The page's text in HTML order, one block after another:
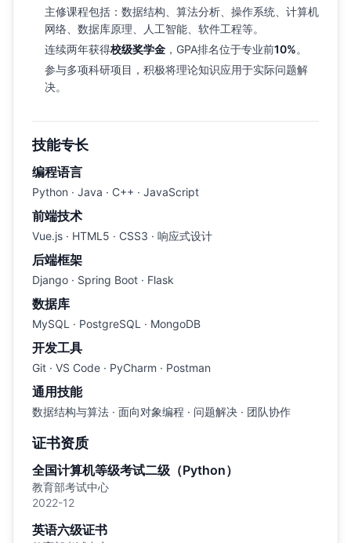
主修课程包括：数据结构、算法分析、操作系统、计算机
网络、数据库原理、人工智能、软件工程等。
连续两年获得校级奖学金 ，GPA排名位于专业前10%。
参与多项科研项目，积极将理论知识应用于实际问题解
决。
技能专长
编程语言
Python · Java · C++ · JavaScript
前端技术
Vue.js · HTML5 · CSS3 · 响应式设计
后端框架
Django · Spring Boot · Flask
数据库
MySQL · PostgreSQL · MongoDB
开发工具
Git · VS Code · PyCharm · Postman
通用技能
数据结构与算法 · 面向对象编程 · 问题解决 · 团队协作
证书资质
全国计算机等级考试二级（Python）
教育部考试中心
2022-12
英语六级证书